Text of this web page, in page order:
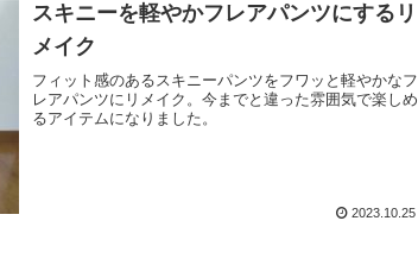
スキニーを軽やかフレアパンツにするリ
メイク
フィット感のあるスキニーパンツをフワッと軽やかなフ
レアパンツにリメイク。今までと違った雰囲気で楽しめ
るアイテムになりました。
2023.10.25